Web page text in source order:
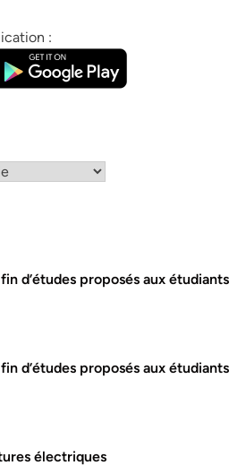
:
d’études proposés aux étudiants
d’études proposés aux étudiants
électriques